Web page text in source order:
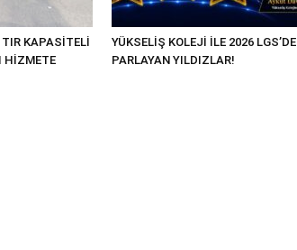
TIR KAPASİTELİ
HİZMETE
YÜKSELİŞ KOLEJİ İLE 2026 LGS’DE
PARLAYAN YILDIZLAR!